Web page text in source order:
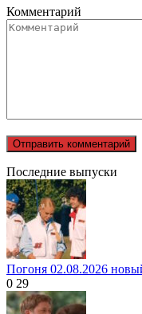
Комментарий
Последние выпуски
Погоня 02.08.2026
0 29